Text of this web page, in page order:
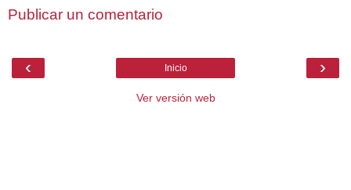
Publicar un comentario
‹ ›
Inicio
Ver versión web